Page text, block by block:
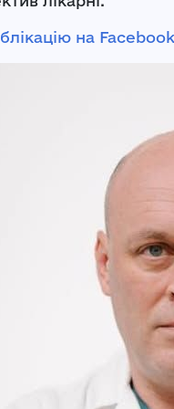
на Facebook